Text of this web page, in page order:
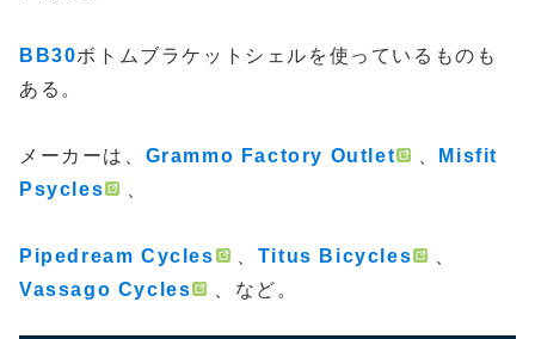
BB30ボトムブラケットシェルを使っているものも
ある。
メーカーは、 Grammo Factory Outlet
Misfit
Psycles
Pipedream Cycles 、 Titus Bicycles
Vassago Cycles
、など。